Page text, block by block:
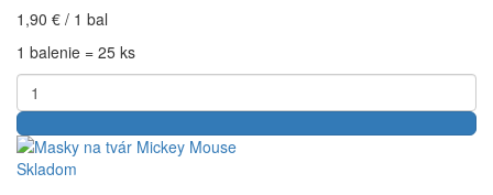
1,90 € / 1 bal
1 balenie = 25 ks
Skladom